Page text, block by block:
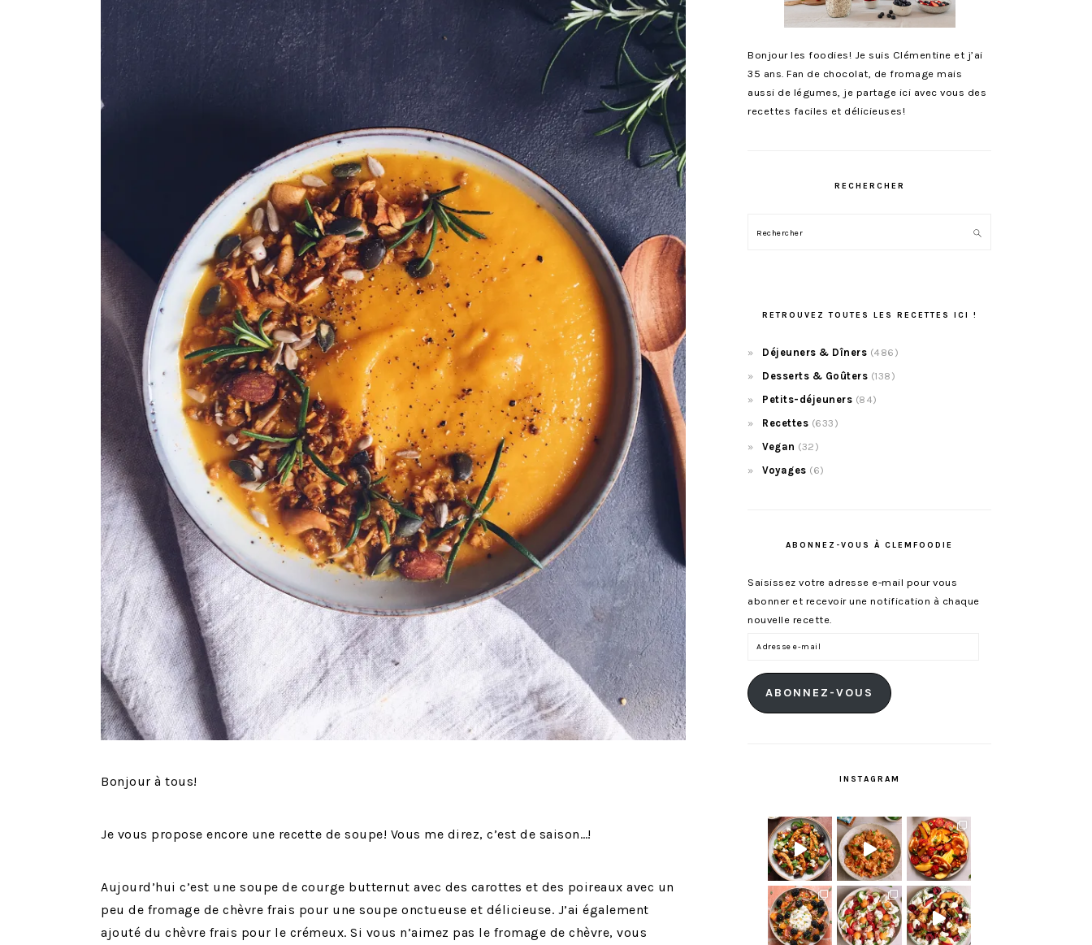
Bonjour à tous!
Je vous propose encore une recette de soupe! Vous me direz, c’est de saison…!
Aujourd’hui c’est une soupe de courge butternut avec des carottes et des poireaux avec un
peu de fromage de chèvre frais pour une soupe onctueuse et délicieuse. J’ai également
ajouté du chèvre frais pour le crémeux. Si vous n’aimez pas le fromage de chèvre, vous
Bonjour les foodies! Je suis Clémentine et j’ai
35 ans. Fan de chocolat, de fromage mais
aussi de légumes, je partage ici avec vous des
recettes faciles et délicieuses!
RECHERCHER
Rechercher
RETROUVEZ TOUTES LES RECETTES ICI !
Déjeuners & Dîners (486)
Desserts & Goûters (138)
Petits-déjeuners (84)
Recettes (633)
Vegan (32)
Voyages (6)
ABONNEZ-VOUS À CLEMFOODIE
Saisissez votre adresse e-mail pour vous
abonner et recevoir une notification à chaque
nouvelle recette.
Adresse
mail
ABONNEZ-VOUS
INSTAGRAM